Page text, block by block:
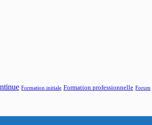
Formation initiale Formation professionnelle Forum